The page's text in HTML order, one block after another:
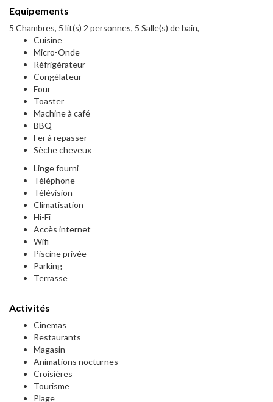
Equipements
5 Chambres, 5 lit(s) 2 personnes, 5 Salle(s) de bain,
Cuisine
Micro-Onde
Réfrigérateur
Congélateur
Four
Toaster
Machine à café
BBQ
Fer à repasser
Sèche cheveux
Linge fourni
Téléphone
Télévision
Climatisation
Hi-Fi
Accès internet
Wifi
Piscine privée
Parking
Terrasse
Activités
Cinemas
Restaurants
Magasin
Animations nocturnes
Croisières
Tourisme
Plage